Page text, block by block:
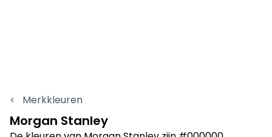
< Merkkleuren
Morgan Stanley